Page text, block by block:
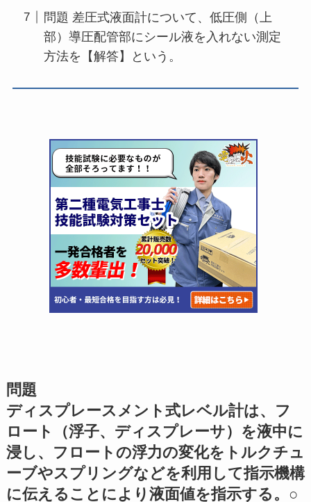
問題 差圧式液面計について、低圧側（上
部）導圧配管部にシール液を入れない測定
方法を【解答】という。
問題
ディスプレースメント式レベル計は、フ
ロート（浮子、ディスプレーサ）を液中に
浸し、フロートの浮力の変化をトルクチュ
ーブやスプリングなどを利用して指示機構
に伝えることにより液面値を指示する。○